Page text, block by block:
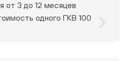
от 3 до 12 месяцев
одного ГКВ 100